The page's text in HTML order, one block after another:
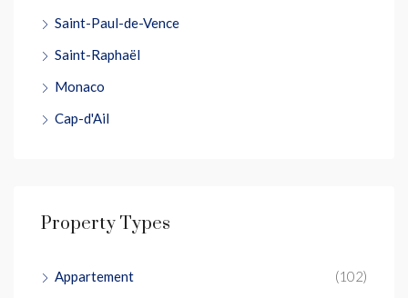
Saint-Paul-de-Vence
Saint-Raphaël
Monaco
Cap-d'Ail
Property Types
Appartement
(102)